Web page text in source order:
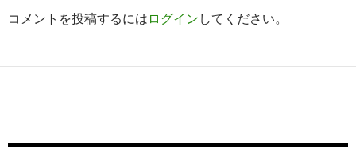
ン
コメントを投稿するには ログイン してください。